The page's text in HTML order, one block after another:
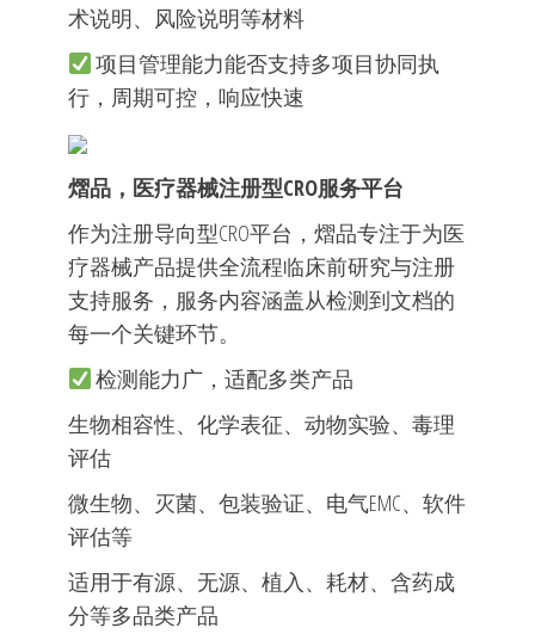
术说明、风险说明等材料
项目管理能力能否支持多项目协同执
行，周期可控，响应快速
熠品，医疗器械注册型CRO服务平台
作为注册导向型CRO平台，熠品专注于为医
疗器械产品提供全流程临床前研究与注册
支持服务，服务内容涵盖从检测到文档的
每一个关键环节。
检测能力广，适配多类产品
生物相容性、化学表征、动物实验、毒理
评估
微生物、灭菌、包装验证、电气EMC、软件
评估等
适用于有源、无源、植入、耗材、含药成
分等多品类产品